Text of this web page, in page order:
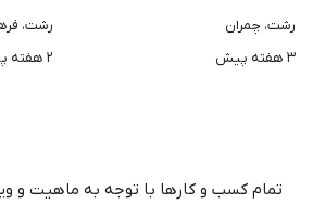
رشت، چمران
۳ هفته پیش
رشت،
۲ هفته پیش
تمام کسب‌ و کارها با توجه به ماهیت و